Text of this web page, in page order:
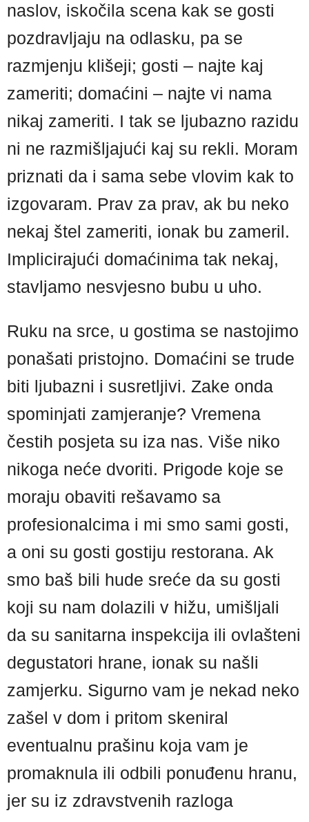
naslov, iskočila scena kak se gosti
pozdravljaju na odlasku, pa se
razmjenju klišeji; gosti – najte kaj
zameriti; domaćini – najte vi nama
nikaj zameriti. I tak se ljubazno razidu
ni ne razmišljajući kaj su rekli. Moram
priznati da i sama sebe vlovim kak to
izgovaram. Prav za prav, ak bu neko
nekaj štel zameriti, ionak bu zameril.
Implicirajući domaćinima tak nekaj,
stavljamo nesvjesno bubu u uho.
Ruku na srce, u gostima se nastojimo
ponašati pristojno. Domaćini se trude
biti ljubazni i susretljivi. Zake onda
spominjati zamjeranje? Vremena
čestih posjeta su iza nas. Više niko
nikoga neće dvoriti. Prigode koje se
moraju obaviti rešavamo sa
profesionalcima i mi smo sami gosti,
a oni su gosti gostiju restorana. Ak
smo baš bili hude sreće da su gosti
koji su nam dolazili v hižu, umišljali
da su sanitarna inspekcija ili ovlašteni
degustatori hrane, ionak su našli
zamjerku. Sigurno vam je nekad neko
zašel v dom i pritom skeniral
eventualnu prašinu koja vam je
promaknula ili odbili ponuđenu hranu,
jer su iz zdravstvenih razloga